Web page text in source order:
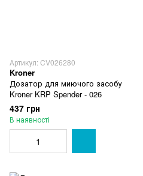
Артикул: CV026280
Kroner
Дозатор для миючого засобу
Kroner KRP Spender - 026
437 грн
В наявності